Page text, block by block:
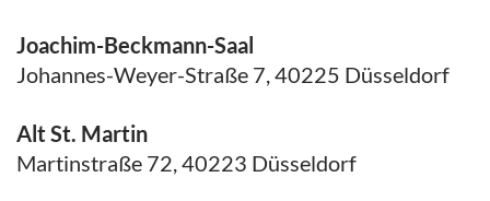
Joachim-Beckmann-Saal
Johannes-Weyer-Straße 7, 40225 Düsseldorf
Alt St. Martin
Martinstraße 72, 40223 Düsseldorf